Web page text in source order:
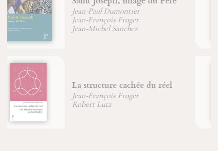
Énigme de la pensée
Jean-François Froger
D'un corps à l'autre
Père Jean-Claude Hanus